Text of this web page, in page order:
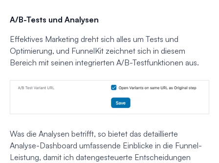
A/B-Tests und Analysen
Effektives Marketing dreht sich alles um Tests und
Optimierung, und FunnelKit zeichnet sich in diesem
Bereich mit seinen integrierten A/B-Testfunktionen aus.
Was die Analysen betrifft, so bietet das detaillierte
Analyse-Dashboard umfassende Einblicke in die Funnel-
Leistung, damit ich datengesteuerte Entscheidungen